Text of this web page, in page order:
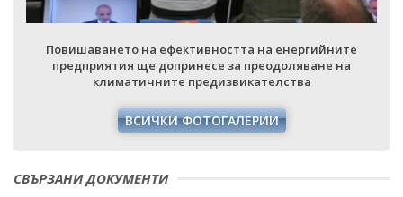
Повишаването на ефективността на енергийните
предприятия ще допринесе за преодоляване на
климатичните предизвикателства
ВСИЧКИ ФОТОГАЛЕРИИ
СВЪРЗАНИ ДОКУМЕНТИ